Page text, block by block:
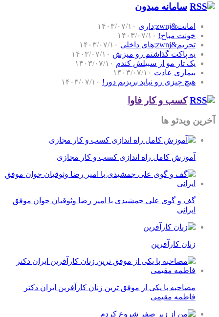
سامانه میدون
امانت&zwnj;داری
۱۴۰۳/۰۷/۱۰
خونت مباح! ۱۴۰۳/۰۷/۱۰
تحریم&zwnj;های داخلی
۱۴۰۳/۰۷/۱۰
یه پاکت گذاشتم رو میزش ۱۴۰۳/۰۷/۱۰
یک تار مو از سبیلش کندم ۱۴۰۳/۰۷/۱۰
بیماری عادت ۱۴۰۳/۰۷/۱۰
هیچ چیزی رو نباید بریزیم دور! ۱۴۰۳/۰۷/۱۰
کسب و کار فاوا
آخرین ویدئو ها
آموزش کامل راه اندازی کسب و کار مجازی
گف و گوی علی جمشیدی با امیر رضا وثوقیان جوان موفق
ایرانی
زنان کارآفرین
مصاحبه با یکی از موفق ترین زنان کارآفرین ایران دکتر
فاطمه مقیمی